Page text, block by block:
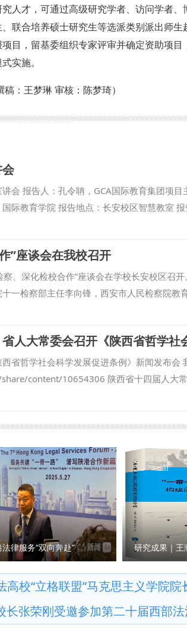
人才，可通过高级研究学者、访问学者、
联合培养硕士研究生等选派类别派出师生
目，留基委组织专家评审并确定资助项目
实施。
稿：王梦琳 审核：陈梦琦）
会 报告人：孔令聃，GCA国际教育集团项目
际教育学院 报告地点：长安校区智慧教室
”座谈会在我校召开
、深化检校合作”座谈会在学校长安校区召
一检察部主任李向锋，西安市人民检察院教
出席会议。我校校长范九利出席会议并致辞
法治工作的重要方面，近年来，学校与各级
察学自主知识体系构建、检察课题研究、检校
高人民检察院国际合作局指导下，我校成立
已在区域国别检察研究、国际刑事司法协助
推进涉外检察工作，依托中心进一步整合全
化研究协作机制，围绕涉外检察基础性理论
。 刘志远表示，最高人民检察院对涉外检察
编译东盟国家《刑法典》《刑事诉讼法典》
用。下一步，希望学校进一步聚焦涉外检察
科研力量形成研究特色，同时，进一步整合
与我校刑事法学院院长冯卫国共同签署科研
法中心网站正式上线，由中心和西北政法大
段。 学校发展规划与学科建设处、教务处、
院、经济法学院（知识产权学院）、国际法
安学院（公共安全法学院）、外国语学院、
中心、涉外法治研究中心、非洲研究院、北
议。 （供稿：刑事法学院 撰稿：高晓伟 审
西省哲学社会科学发展促进条例》新闻发布会
content/10654306 陕西省十四届人大常
》（以下简称《条例》），《条例》于9月底
省哲学社会科学研究中心执行主任、陕西师
解读。 问：根据《条例》，哲学社会科学机
。加强秦岭文化、黄河文化、长城文化、关
中对于伟大精神等的列举，主要依据什么？
迁精神，都是源发于陕西、彰显于陕西、实
国庆节前夕中央宣传部梳理并正式公布的第
些伟大精神，有利于我省广大社科工作者赓
良作风，在有效宣传、研究、践行延安精神等
研究特色、深厚的学术积淀，坚定信心、鼓
重大战略需求，继往开来、扎实工作、锐意
库建设作出了相关规定，请问陕西省哲学社
社：陕西省哲学社会科学研究中心由省教育
聚全省哲学社会科学力量，开展有组织的哲
律服务“双向奔赴”
立格联盟”马克思主义学院院长论坛
长张荣刚受邀参加第二十届西部